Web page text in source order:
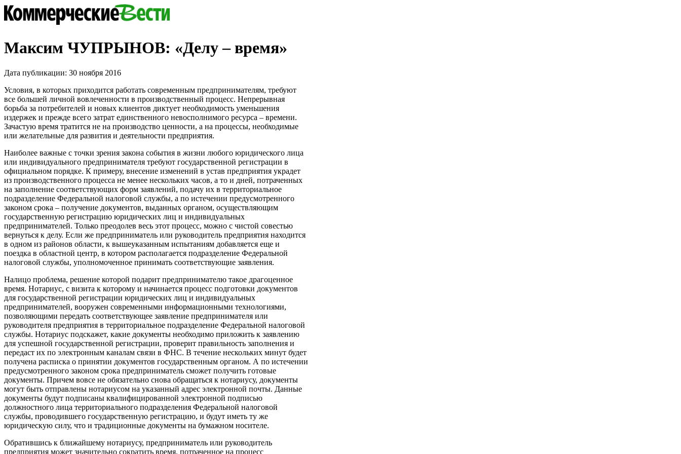
Максим ЧУПРЫНОВ: «Делу – время»
Дата публикации: 30 ноября 2016
Условия, в которых приходится работать современным предпринимателям, требуют
все большей личной вовлеченности в производственный процесс. Непрерывная
борьба за потребителей и новых клиентов диктует необходимость уменьшения
издержек и прежде всего затрат единственного невосполнимого ресурса – времени.
Зачастую время тратится не на производство ценности, а на процессы, необходимые
или желательные для развития и деятельности предприятия.
Наиболее важные с точки зрения закона события в жизни любого юридического лица
или индивидуального предпринимателя требуют государственной регистрации в
официальном порядке. К примеру, внесение изменений в устав предприятия украдет
из производственного процесса не менее нескольких часов, а то и дней, потраченных
на заполнение соответствующих форм заявлений, подачу их в территориальное
подразделение Федеральной налоговой службы, а по истечении предусмотренного
законом срока – получение документов, выданных органом, осуществляющим
государственную регистрацию юридических лиц и индивидуальных
предпринимателей. Только преодолев весь этот процесс, можно с чистой совестью
вернуться к делу. Если же предприниматель или руководитель предприятия находится
в одном из районов области, к вышеуказанным испытаниям добавляется еще и
поездка в областной центр, в котором располагается подразделение Федеральной
налоговой службы, уполномоченное принимать соответствующие заявления.
Налицо проблема, решение которой подарит предпринимателю такое драгоценное
время. Нотариус, с визита к которому и начинается процесс подготовки документов
для государственной регистрации юридических лиц и индивидуальных
предпринимателей, вооружен современными информационными технологиями,
позволяющими передать соответствующее заявление предпринимателя или
руководителя предприятия в территориальное подразделение Федеральной налоговой
службы. Нотариус подскажет, какие документы необходимо приложить к заявлению
для успешной государственной регистрации, проверит правильность заполнения и
передаст их по электронным каналам связи в ФНС. В течение нескольких минут будет
получена расписка о принятии документов государственным органом. А по истечении
предусмотренного законом срока предприниматель сможет получить готовые
документы. Причем вовсе не обязательно снова обращаться к нотариусу, документы
могут быть отправлены нотариусом на указанный адрес электронной почты. Данные
документы будут подписаны квалифицированной электронной подписью
должностного лица территориального подразделения Федеральной налоговой
службы, проводившего государственную регистрацию, и будут иметь ту же
юридическую силу, что и традиционные документы на бумажном носителе.
Обратившись к ближайшему нотариусу, предприниматель или руководитель
предприятия может значительно сократить время, потраченное на процесс